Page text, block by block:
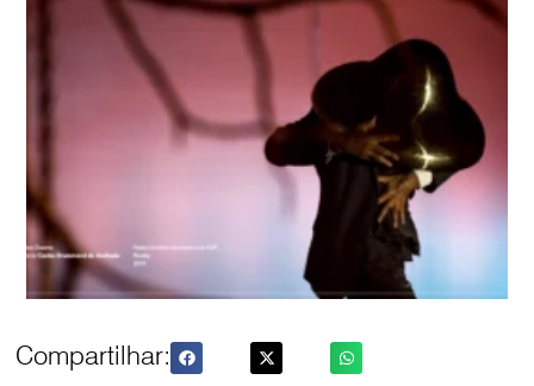
Compartilhar: